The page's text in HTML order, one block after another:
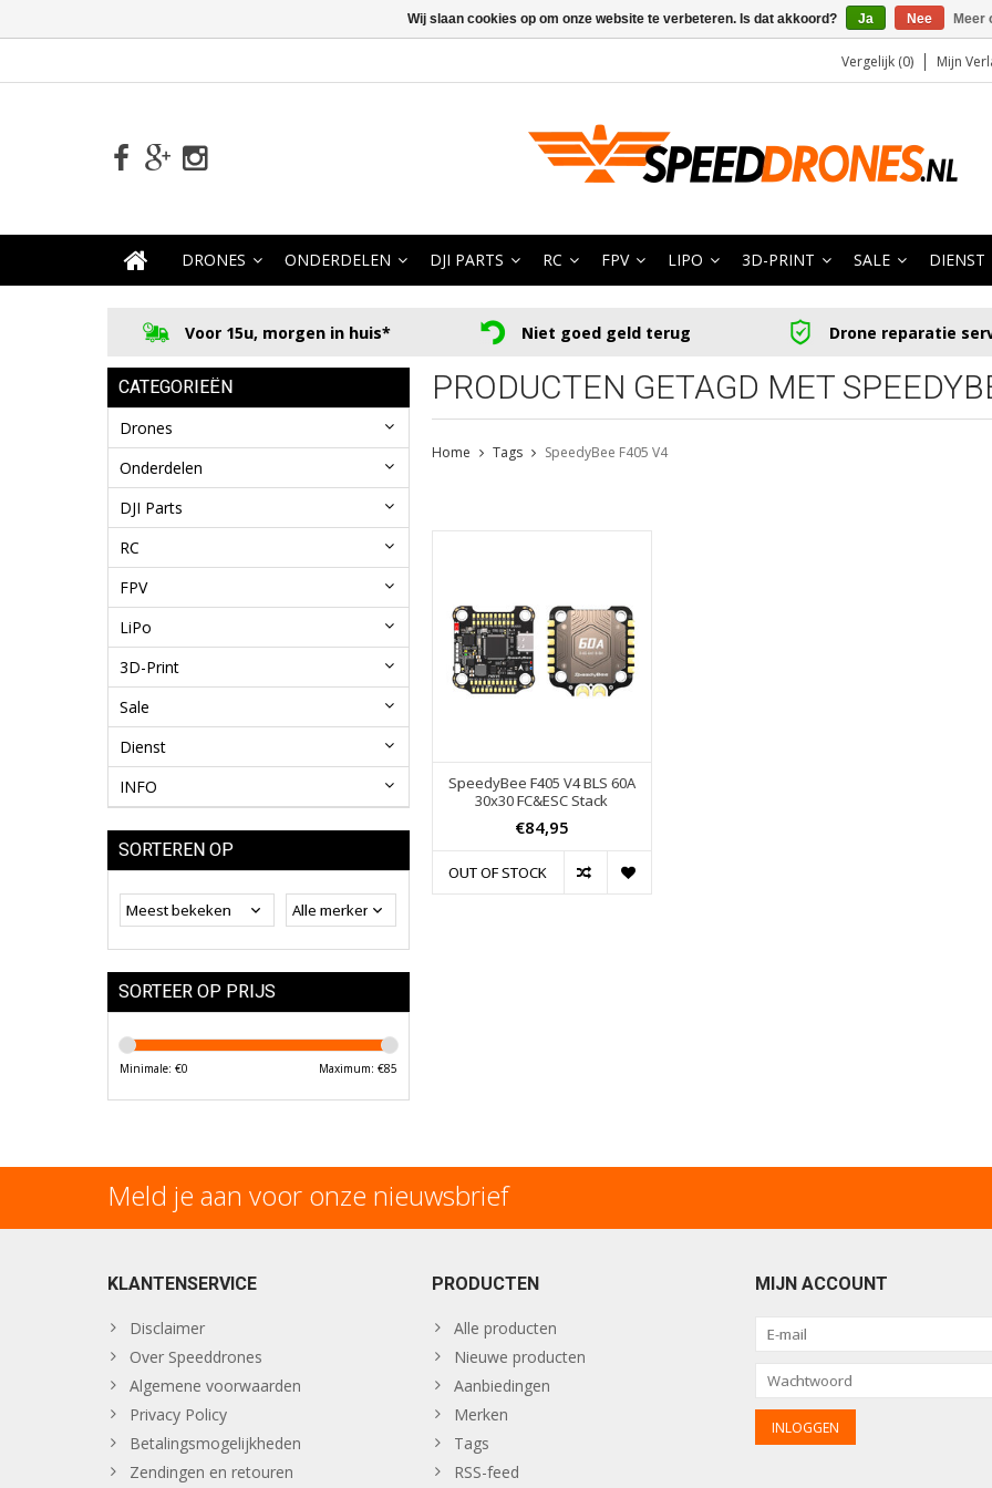
Vergelijk (0) Mijn
DRONES ONDERDELEN DJI PARTS RC FPV LIPO 3D-PRINT SALE DIENST
Voor 15u, morgen in huis* Niet goed geld terug Drone reparatie
CATEGORIEËN
Drones
Onderdelen
DJI Parts
RC
FPV
LiPo
3D-Print
Sale
Dienst
INFO
SORTEREN OP
SORTEER OP PRIJS
Minimale: €0 Maximum: €85
PRODUCTEN GETAGD MET
Home Tags SpeedyBee F405 V4
SpeedyBee F405 V4 BLS 60A
30x30 FC&ESC Stack
€84,95
OUT OF STOCK
Meld je aan voor onze nieuwsbrief
KLANTENSERVICE
Disclaimer
Over Speeddrones
Algemene voorwaarden
Privacy Policy
Betalingsmogelijkheden
Zendingen en retouren
PRODUCTEN
Alle producten
Nieuwe producten
Aanbiedingen
Merken
Tags
RSS-feed
MIJN ACCOUNT
Wij slaan cookies op om onze website te verbeteren. Is dat akkoord? Ja Nee Meer